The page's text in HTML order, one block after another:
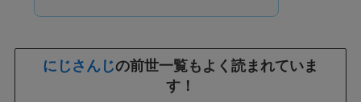
にじさんじの前世一覧もよく読まれていま
す！